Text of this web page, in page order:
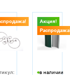
Акция!
в наличии